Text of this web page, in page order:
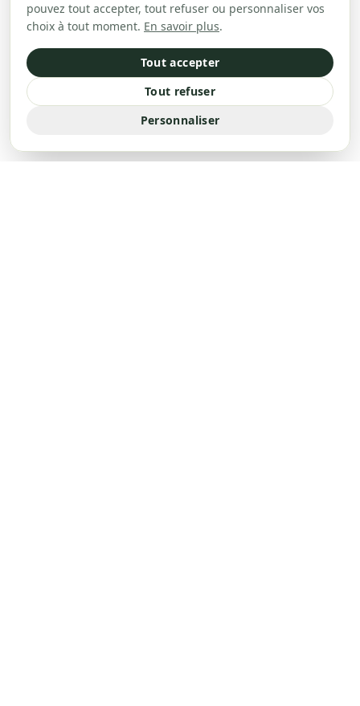
pouvez tout accepter, tout refuser ou personnaliser vos
choix à tout moment. En savoir plus.
Personnaliser
Tout refuser
Tout accepter